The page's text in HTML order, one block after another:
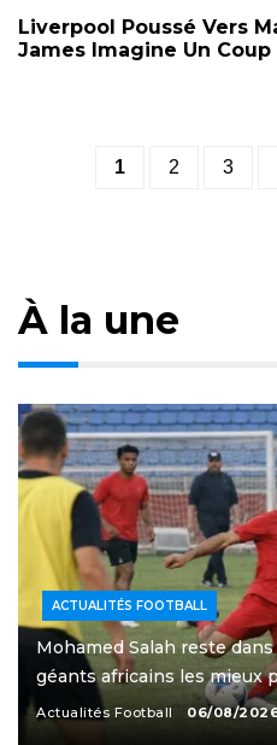
Liverpool Poussé Vers
James Imagine Un
1 2 3
À la une
ACTUALITÉS FOOTBALL
Mohamed Salah reste
géants africains les mieux
Actualités Football 06/08/2026